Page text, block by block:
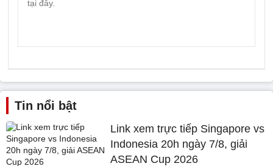
Tin nổi bật
Link xem trực tiếp Singapore vs
Indonesia 20h ngày 7/8, giải
ASEAN Cup 2026